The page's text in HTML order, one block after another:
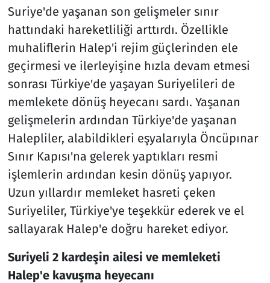
Suriye'de yaşanan son gelişmeler sınır
hattındaki hareketliliği arttırdı. Özellikle
muhaliflerin Halep'i rejim güçlerinden ele
geçirmesi ve ilerleyişine hızla devam etmesi
sonrası Türkiye'de yaşayan Suriyelileri de
memlekete dönüş heyecanı sardı. Yaşanan
gelişmelerin ardından Türkiye'de yaşanan
Halepliler, alabildikleri eşyalarıyla Öncüpınar
Sınır Kapısı'na gelerek yaptıkları resmi
işlemlerin ardından kesin dönüş yapıyor.
Uzun yıllardır memleket hasreti çeken
Suriyeliler, Türkiye'ye teşekkür ederek ve el
sallayarak Halep'e doğru hareket ediyor.
Suriyeli 2 kardeşin ailesi ve memleketi
Halep'e kavuşma heyecanı